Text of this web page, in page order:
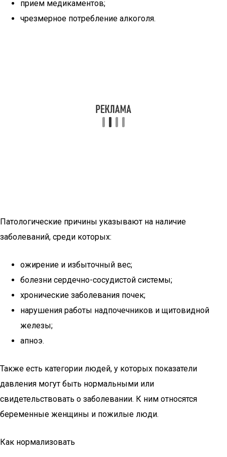
прием медикаментов;
чрезмерное потребление алкоголя.
Патологические причины указывают на наличие
заболеваний, среди которых:
ожирение и избыточный вес;
болезни сердечно-сосудистой системы;
хронические заболевания почек;
нарушения работы надпочечников и щитовидной
железы;
апноэ.
Также есть категории людей, у которых показатели
давления могут быть нормальными или
свидетельствовать о заболевании. К ним относятся
беременные женщины и пожилые люди.
Как нормализовать